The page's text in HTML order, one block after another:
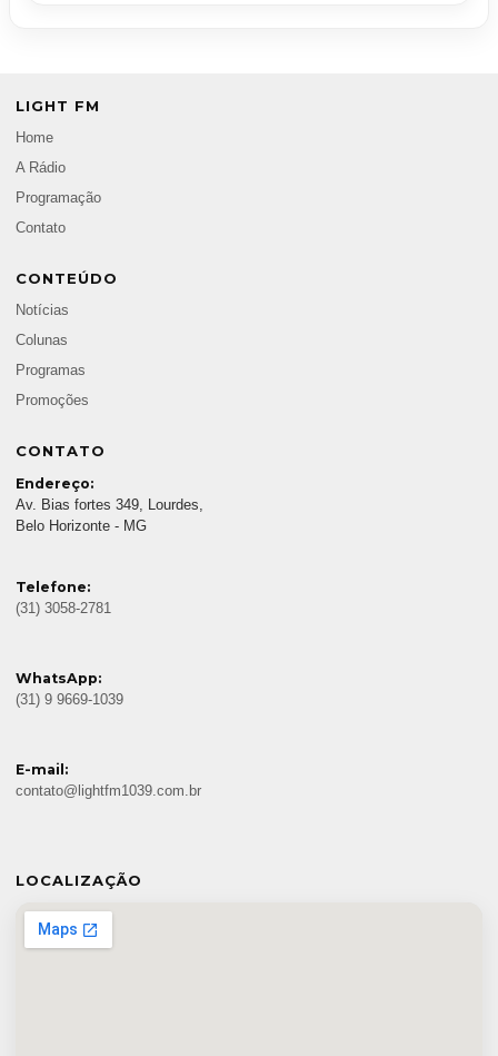
LIGHT FM
Home
A Rádio
Programação
Contato
CONTEÚDO
Notícias
Colunas
Programas
Promoções
CONTATO
Endereço:
Av. Bias fortes 349, Lourdes,
Belo Horizonte - MG
Telefone:
(31) 3058-2781
WhatsApp:
(31) 9 9669-1039
E-mail:
contato@lightfm1039.com.br
LOCALIZAÇÃO